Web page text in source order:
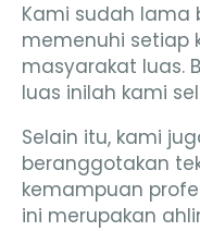
Kami sudah lama
memenuhi setiap
masyarakat luas.
luas inilah kami
Selain itu, kami
beranggotakan
kemampuan
ini merupakan